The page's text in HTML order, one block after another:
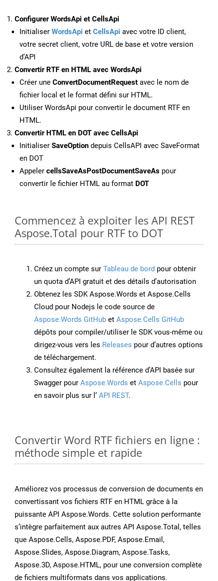
Configurer WordsApi et CellsApi
Initialiser WordsApi et CellsApi avec votre ID client,
votre secret client, votre URL de base et votre version
d’API
Convertir RTF en HTML avec WordsApi
Créer une ConvertDocumentRequest avec le nom de
fichier local et le format défini sur HTML.
Utiliser WordsApi pour convertir le document RTF en
HTML.
Convertir HTML en DOT avec CellsApi
Initialiser SaveOption depuis CellsAPI avec SaveFormat
en DOT
Appeler cellsSaveAsPostDocumentSaveAs pour
convertir le fichier HTML au format DOT
Commencez à exploiter les API REST
Aspose.Total pour RTF to DOT
Créez un compte sur Tableau de bord pour obtenir
un quota d’API gratuit et des détails d’autorisation
Obtenez les SDK Aspose.Words et Aspose.Cells
Cloud pour Nodejs le code source de
Aspose.Words GitHub et Aspose.Cells GitHub
dépôts pour compiler/utiliser le SDK vous-même ou
dirigez-vous vers les Releases pour d’autres options
de téléchargement.
Consultez également la référence d’API basée sur
Swagger pour Aspose.Words et Aspose.Cells pour
en savoir plus sur l’ API REST.
Convertir Word RTF fichiers en ligne :
méthode simple et rapide
Améliorez vos processus de conversion de documents en
convertissant vos fichiers RTF en HTML grâce à la
puissante API Aspose.Words. Cette solution performante
s’intègre parfaitement aux autres API Aspose.Total, telles
que Aspose.Cells, Aspose.PDF, Aspose.Email,
Aspose.Slides, Aspose.Diagram, Aspose.Tasks,
Aspose.3D, Aspose.HTML, pour une conversion complète
de fichiers multiformats dans vos applications.